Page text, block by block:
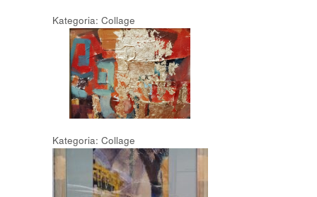
Kategoria: Collage
Kategoria: Collage